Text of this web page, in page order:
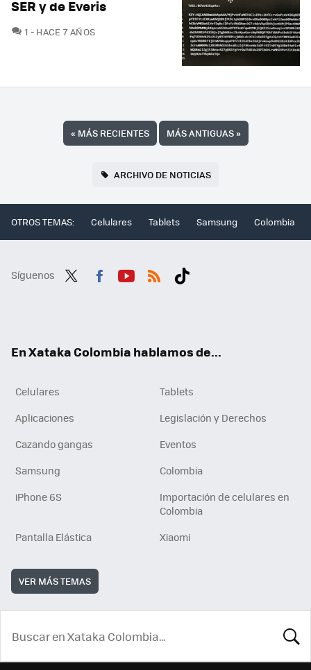
SER y de Everis
1 COMENTARIOS
HACE 7 AÑOS
« MÁS RECIENTES MÁS ANTIGUAS»
ARCHIVO DE NOTICIAS
OTROS TEMAS: Celulares Tablets Samsung Colombia
Síguenos
En Xataka Colombia hablamos de...
Celulares
Tablets
Aplicaciones
Legislación y Derechos
Cazando gangas
Eventos
Samsung
Colombia
iPhone 6S
Importación de celulares en
Colombia
Pantalla Elástica
Xiaomi
VER MÁS TEMAS